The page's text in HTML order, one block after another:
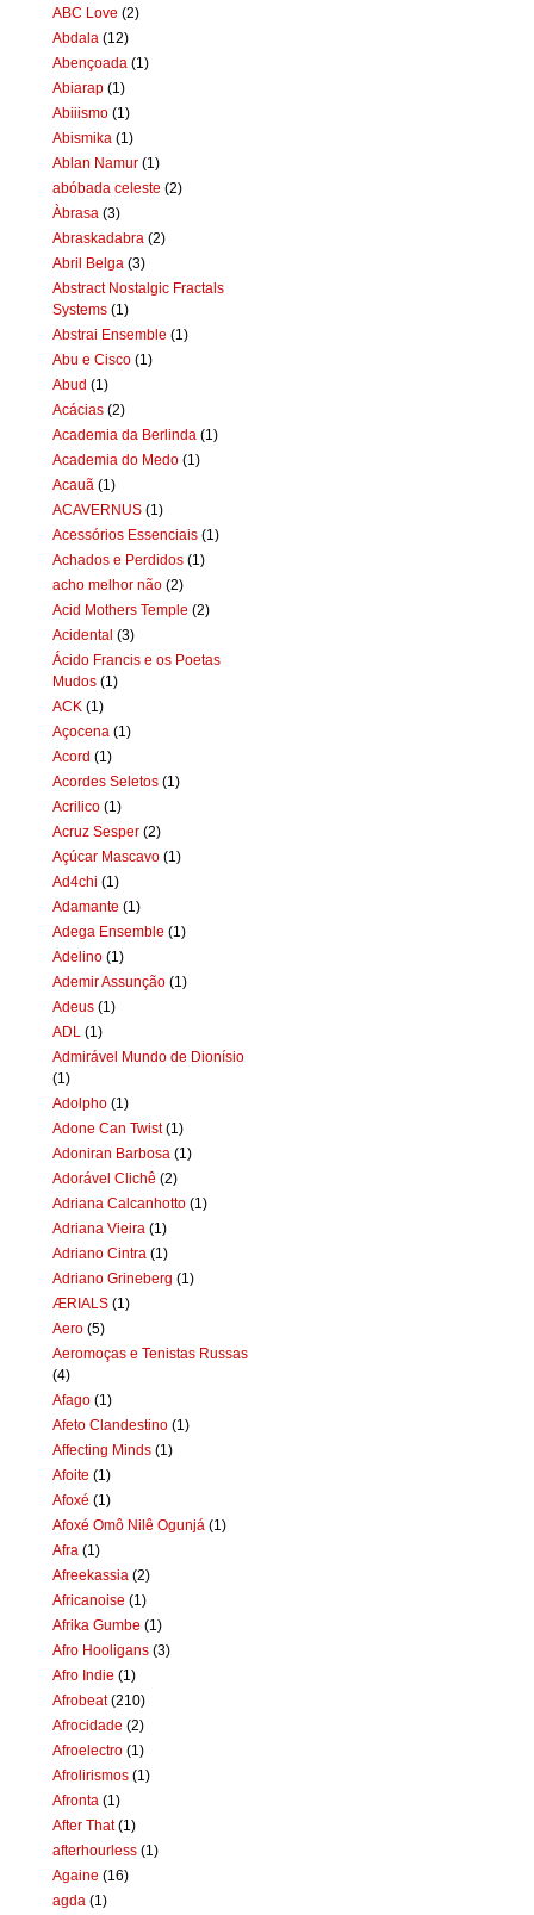
ABC Love (2)
Abdala (12)
Abençoada (1)
Abiarap (1)
Abiiismo (1)
Abismika (1)
Ablan Namur (1)
abóbada celeste (2)
Àbrasa (3)
Abraskadabra (2)
Abril Belga (3)
Abstract Nostalgic Fractals
Systems (1)
Abstrai Ensemble (1)
Abu e Cisco (1)
Abud (1)
Acácias (2)
Academia da Berlinda (1)
Academia do Medo (1)
Acauã (1)
ACAVERNUS (1)
Acessórios Essenciais (1)
Achados e Perdidos (1)
acho melhor não (2)
Acid Mothers Temple (2)
Acidental (3)
Ácido Francis e os Poetas
Mudos (1)
ACK (1)
Açocena (1)
Acord (1)
Acordes Seletos (1)
Acrilico (1)
Acruz Sesper (2)
Açúcar Mascavo (1)
Ad4chi (1)
Adamante (1)
Adega Ensemble (1)
Adelino (1)
Ademir Assunção (1)
Adeus (1)
ADL (1)
Admirável Mundo de Dionísio
(1)
Adolpho (1)
Adone Can Twist (1)
Adoniran Barbosa (1)
Adorável Clichê (2)
Adriana Calcanhotto (1)
Adriana Vieira (1)
Adriano Cintra (1)
Adriano Grineberg (1)
ÆRIALS (1)
Aero (5)
Aeromoças e Tenistas Russas
(4)
Afago (1)
Afeto Clandestino (1)
Affecting Minds (1)
Afoite (1)
Afoxé (1)
Afoxé Omô Nilê Ogunjá (1)
Afra (1)
Afreekassia (2)
Africanoise (1)
Afrika Gumbe (1)
Afro Hooligans (3)
Afro Indie (1)
Afrobeat (210)
Afrocidade (2)
Afroelectro (1)
Afrolirismos (1)
Afronta (1)
After That (1)
afterhourless (1)
Againe (16)
agda (1)